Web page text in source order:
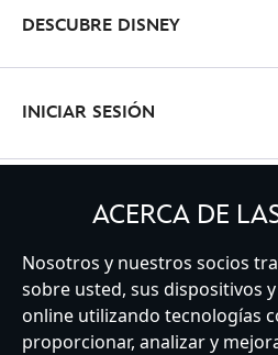
DESCUBRE DISNEY
INICIAR SESIÓN
GUARDAR MIS DATOS
Spain
ACERCA DE
Nosotros y nuestros socios
sobre usted, sus dispositivos
online utilizando tecnologías
proporcionar, analizar y